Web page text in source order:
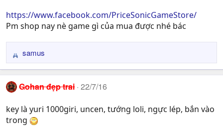
https://www.facebook.com/PriceSonicGameStore/
Pm shop nay nè game gì của mua được nhé bác
R
e
a
c
i
o
samus
Gohan đẹp trai 22/7/16
key là yuri 1000giri, uncen, tướng loli, ngực lép, bắn vào
trong